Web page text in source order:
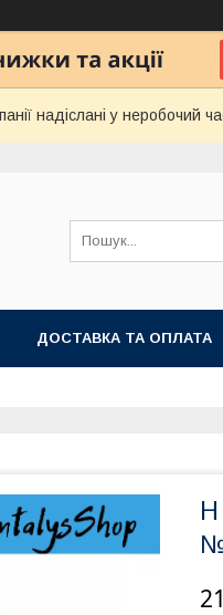
надіслані у неробочий
ДОСТАВКА ТА ОПЛАТА